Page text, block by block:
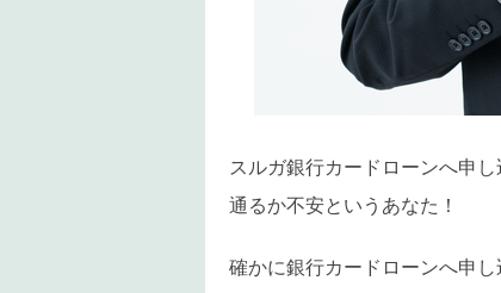
スルガ銀行カードローンへ申
通るか不安というあなた！
確かに銀行カードローンへ申